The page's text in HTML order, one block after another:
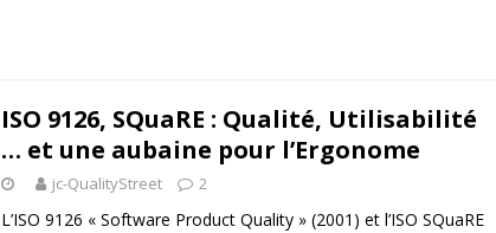
ISO 9126, SQuaRE : Qualité, Utilisabilité
… et une aubaine pour l’Ergonome
jc-QualityStreet 2
L’ISO 9126 « Software Product Quality » (2001) et l’ISO SQuaRE